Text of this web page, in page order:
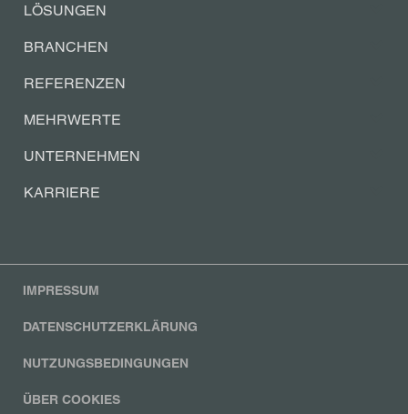
LÖSUNGEN
BRANCHEN
REFERENZEN
MEHRWERTE
UNTERNEHMEN
KARRIERE
IMPRESSUM
DATENSCHUTZERKLÄRUNG
NUTZUNGSBEDINGUNGEN
ÜBER COOKIES